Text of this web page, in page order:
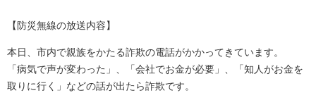
【防災無線の放送内容】
本日、市内で親族をかたる詐欺の電話がかかってきています。
「病気で声が変わった」、「会社でお金が必要」、「知人がお金を
取りに行く」などの話が出たら詐欺です。